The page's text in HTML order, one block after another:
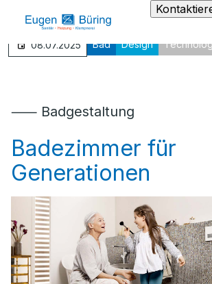
08.07.2025 Bad Design
⸺ Badgestaltung
Badezimmer für
Generationen